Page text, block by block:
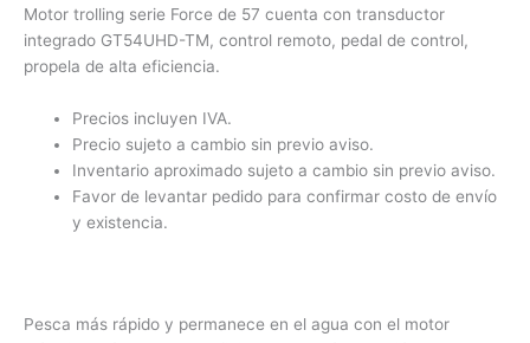
Motor trolling serie Force de 57 cuenta con transductor
integrado GT54UHD-TM, control remoto, pedal de control,
propela de alta eficiencia.
Precios incluyen IVA.
Precio sujeto a cambio sin previo aviso.
Inventario aproximado sujeto a cambio sin previo aviso.
Favor de levantar pedido para confirmar costo de envío
y existencia.
Pesca más rápido y permanece en el agua con el motor